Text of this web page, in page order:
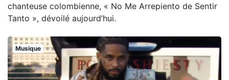
chanteuse colombienne, « No Me Arrepiento de Sentir
Tanto », dévoilé aujourd’hui.
Musique